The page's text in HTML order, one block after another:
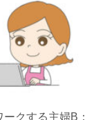
ークする主婦B：